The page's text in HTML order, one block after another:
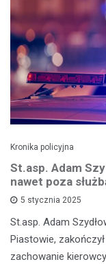
Kronika policyjna
St.asp. Adam
nawet poza
5 stycznia 2025
St.asp. Adam
Piastowie,
zachowanie